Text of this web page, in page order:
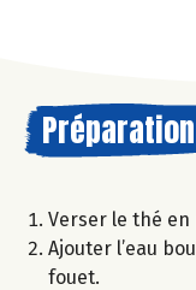
Préparation
Verser le thé
Ajouter l’eau
fouet.